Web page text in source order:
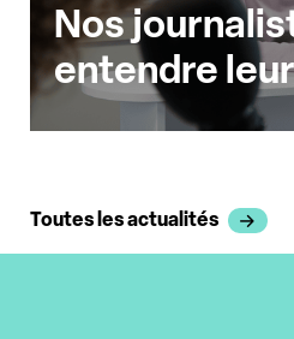
Nos
entendre
Toutes les actualités